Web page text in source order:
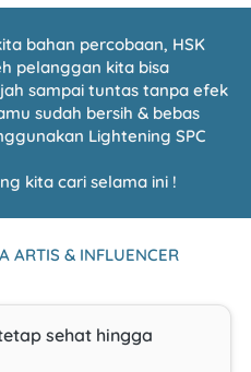
bahan percobaan, HSK
pelanggan kita bisa
sampai tuntas tanpa efek
sudah bersih & bebas
Lightening SPC
kita cari selama ini !
ARTIS & INFLUENCER
sehat hingga